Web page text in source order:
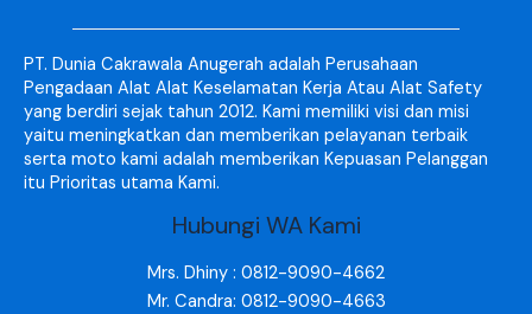
PT. Dunia Cakrawala Anugerah adalah Perusahaan
Pengadaan Alat Alat Keselamatan Kerja Atau Alat Safety
yang berdiri sejak tahun 2012. Kami memiliki visi dan misi
yaitu meningkatkan dan memberikan pelayanan terbaik
serta moto kami adalah memberikan Kepuasan Pelanggan
itu Prioritas utama Kami.
Hubungi WA Kami
Mrs. Dhiny : 0812-9090-4662
Mr. Candra: 0812-9090-4663